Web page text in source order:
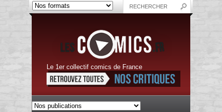
Le 1er collectif comics de France